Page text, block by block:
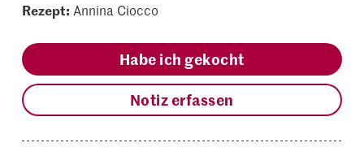
Rezept: Annina Ciocco
Habe ich gekocht
Notiz erfassen